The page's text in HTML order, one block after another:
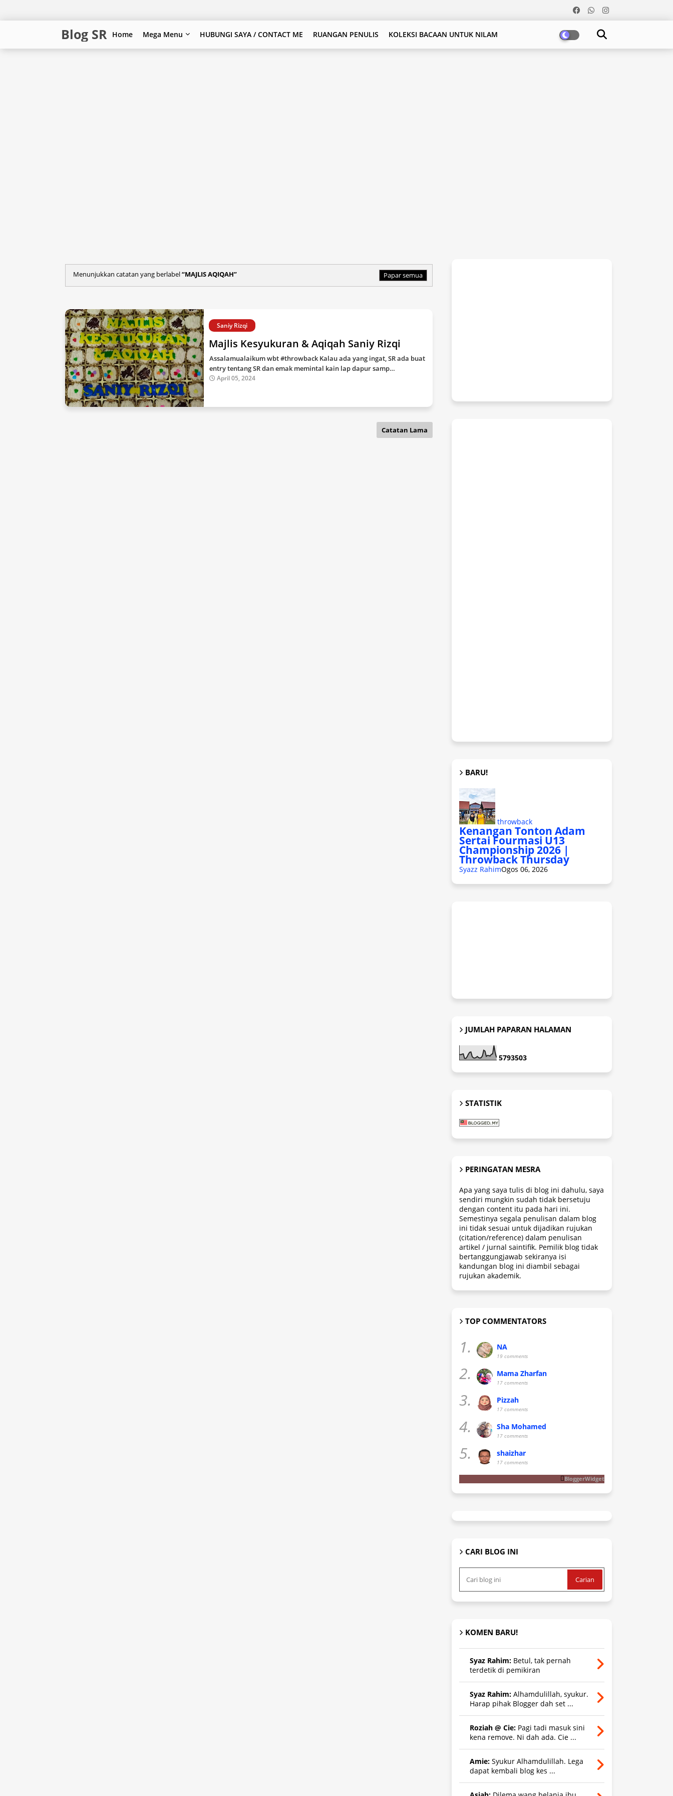
Blog SR Home Mega Menu HUBUNGI SAYA / CONTACT ME RUANGAN PENULIS KOLEKSI BACAAN UNTUK NILAM
Menunjukkan catatan yang berlabel MAJLIS AQIQAH Papar semua
Saniy Rizqi
Majlis Kesyukuran & Aqiqah Saniy Rizqi
Assalamualaikum wbt #throwback Kalau ada yang ingat, SR ada buat
entry tentang SR dan emak memintal kain lap dapur samp…
April 05, 2024
Catatan Lama
BARU!
throwback
Kenangan Tonton Adam
Sertai Fourmasi U13
Championship 2026 |
Throwback Thursday
Syazz RahimOgos 06, 2026
JUMLAH PAPARAN HALAMAN
5793503
STATISTIK
PERINGATAN MESRA
Apa yang saya tulis di blog ini dahulu, saya
sendiri mungkin sudah tidak bersetuju
dengan content itu pada hari ini.
Semestinya segala penulisan dalam blog
ini tidak sesuai untuk dijadikan rujukan
(citation/reference) dalam penulisan
artikel / jurnal saintifik. Pemilik blog tidak
bertanggungjawab sekiranya isi
kandungan blog ini diambil sebagai
rujukan akademik.
TOP COMMENTATORS
1. NA
19 comments
2. Mama Zharfan
17 comments
3. Pizzah
17 comments
4. Sha Mohamed
17 comments
5. shaizhar
17 comments
BloggerWidget
CARI BLOG INI
KOMEN BARU!
Syaz Rahim: Betul, tak pernah
terdetik di pemikiran
Syaz Rahim: Alhamdulillah, syukur.
Harap pihak Blogger dah set ...
Roziah @ Cie: Pagi tadi masuk sini
kena remove. Ni dah ada. Cie ...
Amie: Syukur Alhamdulillah. Lega
dapat kembali blog kes ...